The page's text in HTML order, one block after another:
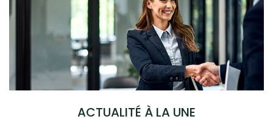
ACTUALITÉ À LA UNE